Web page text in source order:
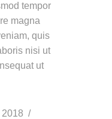
tempor
magna
quis
nisi ut
ut
2018